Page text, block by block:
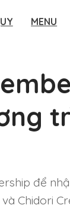
MENU
để
Chidori